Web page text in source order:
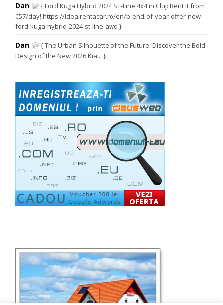
Dan
{ Ford Kuga Hybrid 2024 ST-Line 4x4 in Cluj: Rent it from
€57/day! https://idealrentacar.ro/en/b-end-of-year-offer-new-
ford-kuga-hybrid-2024-st-line-awd }
Dan
{ The Urban Silhouette of the Future: Discover the Bold
Design of the New 2026 Kia... }